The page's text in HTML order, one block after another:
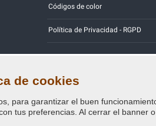
Códigos de color
Política de Privacidad - RGPD
de cookies
para garantizar el buen
tus preferencias. Al cerrar el